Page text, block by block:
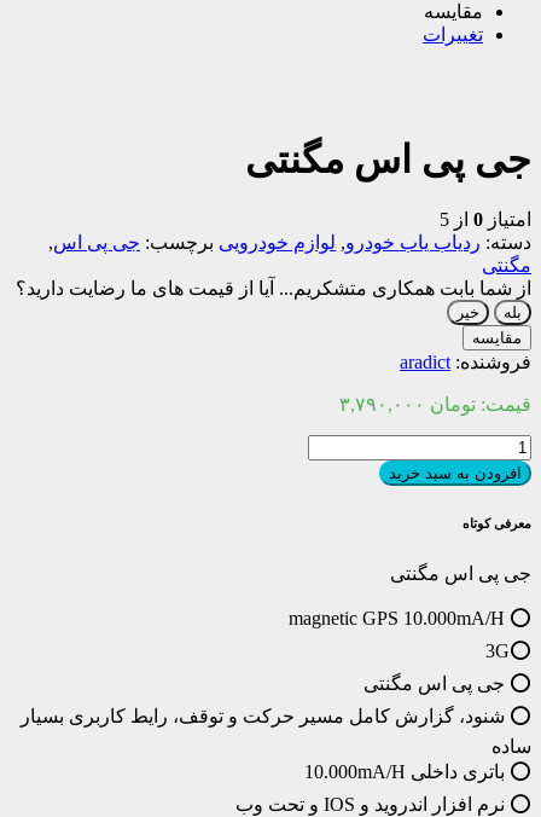
مقایسه
تغییرات
جی پی اس مگنتی
امتیاز 0 از 5
دسته: ردیاب یاب خودرو, لوازم خودرویی برچسب: جی پی اس,
مگنتی
از شما بابت همکاری متشکریم... آیا از قیمت های ما رضایت دارید؟
بله
خیر
مقایسه
فروشنده: aradict
قیمت: تومان
جی
پی
اس
مگنتی
عدد
افزودن به سبد خرید
معرفی کوتاه
جی پی اس مگنتی
⭕️ magnetic GPS 10.000mA/H
⭕3G
⭕️ جی پی اس مگنتی
⭕️ شنود، گزارش کامل مسیر حرکت و توقف، رایط کاربری بسیار
ساده
⭕️ باتری داخلی 10.000mA/H
⭕️ نرم افزار اندروید و IOS و تحت وب